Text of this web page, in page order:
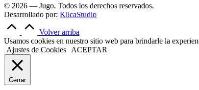
© 2026 — Jugo. Todos los derechos reservados.
Desarrollado por: KilcaStudio
Volver arriba
Usamos cookies en nuestro sitio web para brindarle la
Ajustes de Cookies
ACEPTAR
Cerrar